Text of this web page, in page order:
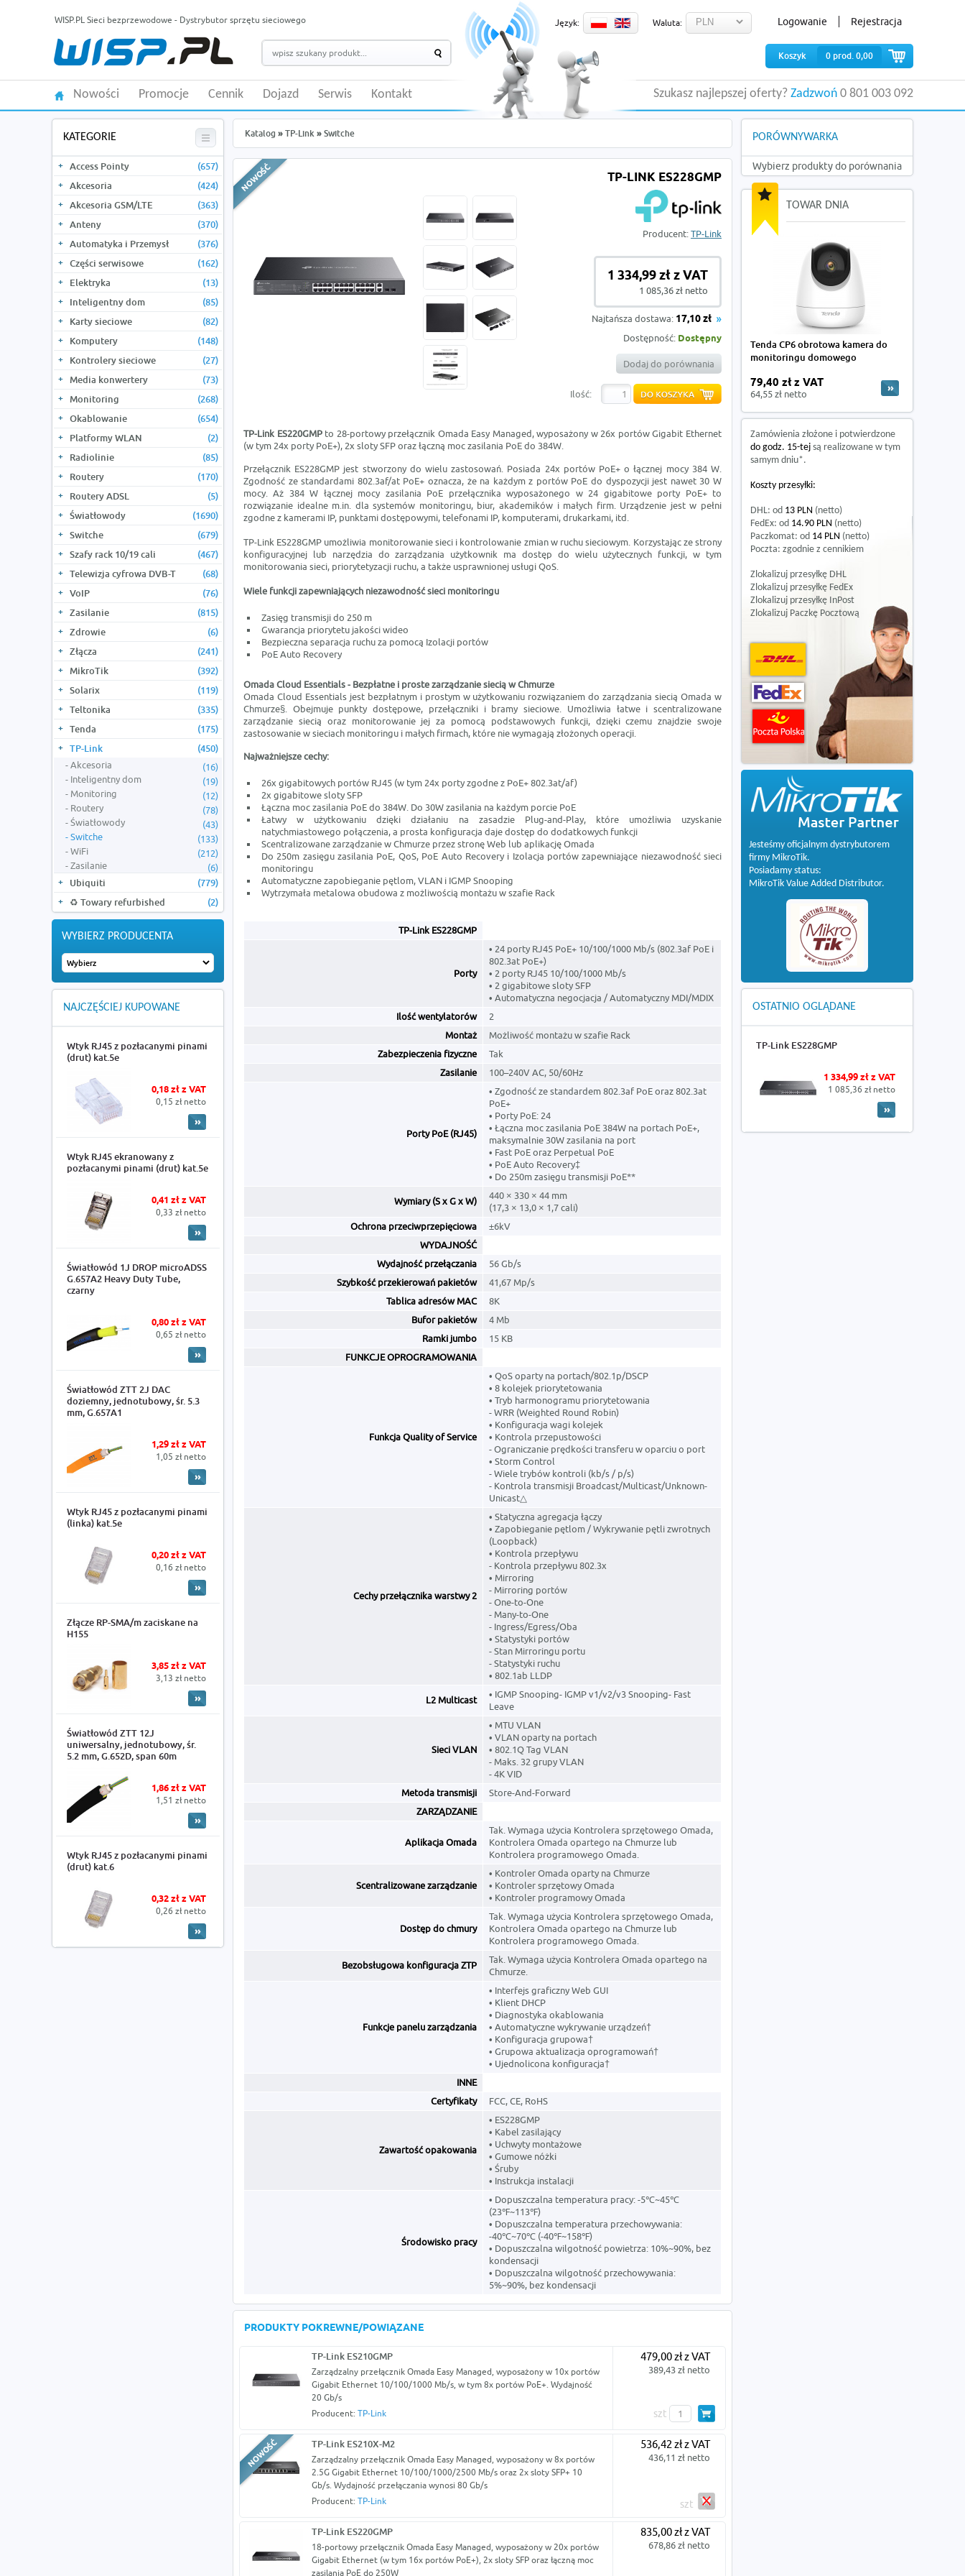
WISP.PL Sieci bezprzewodowe - Dystrybutor sprzętu sieciowego Język: Waluta: Logowanie Rejestracja
Koszyk 0 prod. 0,00
Szukasz najlepszej oferty? Zadzwoń 0 801 003 092
Nowości Promocje Cennik Dojazd Serwis Kontakt
KATEGORIE
Access Pointy
(657)
Akcesoria
(424)
Akcesoria GSM/LTE
(363)
Anteny
(370)
Automatyka i Przemysł
(376)
Części serwisowe
(162)
Elektryka
(13)
Inteligentny dom
(85)
Karty sieciowe
(82)
Komputery
(148)
Kontrolery sieciowe
(27)
Media konwertery
(73)
Monitoring
(268)
Okablowanie
(654)
Platformy WLAN
(2)
Radiolinie
(85)
Routery
(170)
Routery ADSL
(5)
Światłowody
(1690)
Switche
(679)
Szafy rack 10/19 cali
(467)
Telewizja cyfrowa DVB-T
(68)
VoIP
(76)
Zasilanie
(815)
Zdrowie
(6)
Złącza
(241)
MikroTik
(392)
Solarix
(119)
Teltonika
(335)
Tenda
(175)
TP-Link
(450)
Akcesoria
(16)
Inteligentny dom
(19)
Monitoring
(12)
Routery
(78)
Światłowody
(43)
Switche
(133)
WiFi
(212)
Zasilanie
(6)
Ubiquiti
(779)
♻️ Towary refurbished
(2)
WYBIERZ PRODUCENTA
NAJCZĘŚCIEJ KUPOWANE
Wtyk RJ45 z pozłacanymi pinami
(drut) kat.5e
0,18 zł z VAT
0,15 zł netto
Wtyk RJ45 ekranowany z
pozłacanymi pinami (drut) kat.5e
0,41 zł z VAT
0,33 zł netto
Światłowód 1J DROP microADSS
G.657A2 Heavy Duty Tube,
czarny
0,80 zł z VAT
0,65 zł netto
Światłowód ZTT 2J DAC
doziemny, jednotubowy, śr. 5.3
mm, G.657A1
1,29 zł z VAT
1,05 zł netto
Wtyk RJ45 z pozłacanymi pinami
(linka) kat.5e
0,20 zł z VAT
0,16 zł netto
Złącze RP-SMA/m zaciskane na
H155
3,85 zł z VAT
3,13 zł netto
Światłowód ZTT 12J
uniwersalny, jednotubowy, śr.
5.2 mm, G.652D, span 60m
1,86 zł z VAT
1,51 zł netto
Wtyk RJ45 z pozłacanymi pinami
(drut) kat.6
0,32 zł z VAT
0,26 zł netto
Katalog » TP-Link » Switche
TP-LINK ES228GMP
Producent:TP-Link
1 334,99 zł z VAT
1 085,36 zł netto
Najtańsza dostawa: 17,10 zł
Dostępność: Dostępny
Dodaj do porównania
Ilość:
TP-Link ES220GMPto 28-portowy przełącznik Omada Easy Managed, wyposażony w 26x portów Gigabit Ethernet
(w tym 24x porty PoE+), 2x sloty SFP oraz łączną moc zasilania PoE do 384W.
Przełącznik ES228GMP jest stworzony do wielu zastosowań. Posiada 24x portów PoE+ o łącznej mocy 384 W.
Zgodność ze standardami 802.3af/at PoE+ oznacza, że na każdym z portów PoE do dyspozycji jest nawet 30 W
mocy. Aż 384 W łącznej mocy zasilania PoE przełącznika wyposażonego w 24 gigabitowe porty PoE+ to
rozwiązanie idealne m.in. dla systemów monitoringu, biur, akademików i małych firm. Urządzenie jest w pełni
zgodne z kamerami IP, punktami dostępowymi, telefonami IP, komputerami, drukarkami, itd.
TP-Link ES228GMP umożliwia monitorowanie sieci i kontrolowanie zmian w ruchu sieciowym. Korzystając ze strony
konfiguracyjnej lub narzędzia do zarządzania użytkownik ma dostęp do wielu użytecznych funkcji, w tym
monitorowania sieci, priorytetyzacji ruchu, a także usprawnionej usługi QoS.
Wiele funkcji zapewniających niezawodność sieci monitoringu
Zasięg transmisji do 250 m
Gwarancja priorytetu jakości wideo
Bezpieczna separacja ruchu za pomocą Izolacji portów
PoE Auto Recovery
Omada Cloud Essentials - Bezpłatne i proste zarządzanie siecią w Chmurze
Omada Cloud Essentials jest bezpłatnym i prostym w użytkowaniu rozwiązaniem do zarządzania siecią Omada w
Chmurze§. Obejmuje punkty dostępowe, przełączniki i bramy sieciowe. Umożliwia łatwe i scentralizowane
zarządzanie siecią oraz monitorowanie jej za pomocą podstawowych funkcji, dzięki czemu znajdzie swoje
zastosowanie w sieciach monitoringu i małych firmach, które nie wymagają złożonych operacji.
Najważniejsze cechy:
26x gigabitowych portów RJ45 (w tym 24x porty zgodne z PoE+ 802.3at/af)
2x gigabitowe sloty SFP
Łączna moc zasilania PoE do 384W. Do 30W zasilania na każdym porcie PoE
Łatwy w użytkowaniu dzięki działaniu na zasadzie Plug-and-Play, które umożliwia uzyskanie
natychmiastowego połączenia, a prosta konfiguracja daje dostęp do dodatkowych funkcji
Scentralizowane zarządzanie w Chmurze przez stronę Web lub aplikację Omada
Do 250m zasięgu zasilania PoE, QoS, PoE Auto Recovery i Izolacja portów zapewniające niezawodność sieci
monitoringu
Automatyczne zapobieganie pętlom, VLAN i IGMP Snooping
Wytrzymała metalowa obudowa z możliwością montażu w szafie Rack
TP-Link ES228GMP
Porty
• 24 porty RJ45 PoE+ 10/100/1000 Mb/s (802.3af PoE i
802.3at PoE+)
• 2 porty RJ45 10/100/1000 Mb/s
• 2 gigabitowe sloty SFP
• Automatyczna negocjacja / Automatyczny MDI/MDIX
Ilość wentylatorów
2
Montaż
Możliwość montażu w szafie Rack
Zabezpieczenia fizyczne
Tak
Zasilanie
100–240V AC, 50/60Hz
Porty PoE (RJ45)
• Zgodność ze standardem 802.3af PoE oraz 802.3at
PoE+
• Porty PoE: 24
• Łączna moc zasilania PoE 384W na portach PoE+,
maksymalnie 30W zasilania na port
• Fast PoE oraz Perpetual PoE
• PoE Auto Recovery‡
• Do 250m zasięgu transmisji PoE**
Wymiary (S x G x W)
440 × 330 × 44 mm
(17,3 × 13,0 × 1,7 cali)
Ochrona przeciwprzepięciowa
±6kV
WYDAJNOŚĆ
Wydajność przełączania
56 Gb/s
Szybkość przekierowań pakietów
41,67 Mp/s
Tablica adresów MAC
8K
Bufor pakietów
4 Mb
Ramki jumbo
15 KB
FUNKCJE OPROGRAMOWANIA
Funkcja Quality of Service
• QoS oparty na portach/802.1p/DSCP
• 8 kolejek priorytetowania
• Tryb harmonogramu priorytetowania
- WRR (Weighted Round Robin)
• Konfiguracja wagi kolejek
• Kontrola przepustowości
- Ograniczanie prędkości transferu w oparciu o port
• Storm Control
- Wiele trybów kontroli (kb/s / p/s)
- Kontrola transmisji Broadcast/Multicast/Unknown-
Unicast△
Cechy przełącznika warstwy 2
• Statyczna agregacja łączy
• Zapobieganie pętlom / Wykrywanie pętli zwrotnych
(Loopback)
• Kontrola przepływu
- Kontrola przepływu 802.3x
• Mirroring
- Mirroring portów
- One-to-One
- Many-to-One
- Ingress/Egress/Oba
• Statystyki portów
- Stan Mirroringu portu
- Statystyki ruchu
• 802.1ab LLDP
L2 Multicast
• IGMP Snooping- IGMP v1/v2/v3 Snooping- Fast
Leave
Sieci VLAN
• MTU VLAN
• VLAN oparty na portach
• 802.1Q Tag VLAN
- Maks. 32 grupy VLAN
- 4K VID
Metoda transmisji
Store-And-Forward
ZARZĄDZANIE
Aplikacja Omada
Tak. Wymaga użycia Kontrolera sprzętowego Omada,
Kontrolera Omada opartego na Chmurze lub
Kontrolera programowego Omada.
Scentralizowane zarządzanie
• Kontroler Omada oparty na Chmurze
• Kontroler sprzętowy Omada
• Kontroler programowy Omada
Dostęp do chmury
Tak. Wymaga użycia Kontrolera sprzętowego Omada,
Kontrolera Omada opartego na Chmurze lub
Kontrolera programowego Omada.
Bezobsługowa konfiguracja ZTP
Tak. Wymaga użycia Kontrolera Omada opartego na
Chmurze.
Funkcje panelu zarządzania
• Interfejs graficzny Web GUI
• Klient DHCP
• Diagnostyka okablowania
• Automatyczne wykrywanie urządzeń†
• Konfiguracja grupowa†
• Grupowa aktualizacja oprogramowań†
• Ujednolicona konfiguracja†
INNE
Certyfikaty
FCC, CE, RoHS
Zawartość opakowania
• ES228GMP
• Kabel zasilający
• Uchwyty montażowe
• Gumowe nóżki
• Śruby
• Instrukcja instalacji
Środowisko pracy
• Dopuszczalna temperatura pracy: -5℃~45℃
(23℉~113℉)
• Dopuszczalna temperatura przechowywania:
-40℃~70℃ (-40℉~158℉)
• Dopuszczalna wilgotność powietrza: 10%~90%, bez
kondensacji
• Dopuszczalna wilgotność przechowywania:
5%~90%, bez kondensacji
PRODUKTY POKREWNE/POWIĄZANE
TP-Link ES210GMP
Zarządzalny przełącznik Omada Easy Managed, wyposażony w 10x portów
Gigabit Ethernet 10/100/1000 Mb/s, w tym 8x portów PoE+. Wydajność
20 Gb/s
Producent: TP-Link
479,00 zł z VAT
389,43 zł netto
szt
TP-Link ES210X-M2
Zarządzalny przełącznik Omada Easy Managed, wyposażony w 8x portów
2.5G Gigabit Ethernet 10/100/1000/2500 Mb/s oraz 2x sloty SFP+ 10
Gb/s. Wydajność przełączania wynosi 80 Gb/s
Producent: TP-Link
536,42 zł z VAT
436,11 zł netto
szt
TP-Link ES220GMP
18-portowy przełącznik Omada Easy Managed, wyposażony w 20x portów
Gigabit Ethernet (w tym 16x portów PoE+), 2x sloty SFP oraz łączną moc
zasilania PoE do 250W
835,00 zł z VAT
678,86 zł netto
PORÓWNYWARKA
Wybierz produkty do porównania
TOWAR DNIA
Tenda CP6 obrotowa kamera do
monitoringu domowego
79,40 zł z VAT
64,55 zł netto
Zamówienia złożone i potwierdzone
do godz. 15-tej są realizowane w tym
samym dniu*.
Koszty przesyłki:
DHL: od 13 PLN (netto)
FedEx: od 14.90 PLN (netto)
Paczkomat: od 14 PLN (netto)
Poczta: zgodnie z cennikiem
Zlokalizuj przesyłkę DHL
Zlokalizuj przesyłkę FedEx
Zlokalizuj przesyłkę InPost
Zlokalizuj Paczkę Pocztową
Jesteśmy oficjalnym dystrybutorem
firmy MikroTik.
Posiadamy status:
MikroTik Value Added Distributor.
OSTATNIO OGLĄDANE
TP-Link ES228GMP
1 334,99 zł z VAT
1 085,36 zł netto